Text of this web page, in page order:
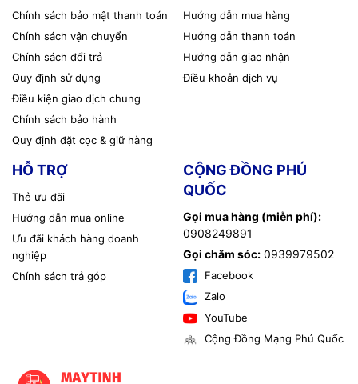
- Tư vấn nâng cấp, thay thế linh kiện khi cần.
👉 Giá tham khảo: từ 1.000.000đ – 2.500.000đ /
tháng.
🔹 Gói bảo trì PC văn phòng
chuyên nghiệp
Phù hợp: Doanh nghiệp nhiều máy, hệ thống lớn.
- Bảo trì toàn bộ hệ thống PC.
- Theo dõi tình trạng máy định kỳ.
- Ưu tiên hỗ trợ khi có sự cố.
- Hạn chế tối đa rủi ro gián đoạn công việc.
👉 Giá tham khảo: từ 3.000.000đ / tháng trở lên.
Chính sách bảo mật thanh toán
Chính sách vận chuyển
Chính sách đổi trả
Quy định sử dụng
Điều kiện giao dịch chung
Chính sách bảo hành
Quy định đặt cọc & giữ hàng
Hướng dẫn mua hàng
Hướng dẫn thanh toán
Hướng dẫn giao nhận
Điều khoản dịch vụ
HỖ TRỢ
Thẻ ưu đãi
Hướng dẫn mua online
Ưu đãi khách hàng doanh
nghiệp
Chính sách trả góp
CỘNG ĐỒNG PHÚ
QUỐC
Gọi mua hàng (miễn phí):
0908249891
Gọi chăm sóc: 0939979502
Facebook
Zalo
YouTube
Cộng Đồng Mạng Phú Quốc